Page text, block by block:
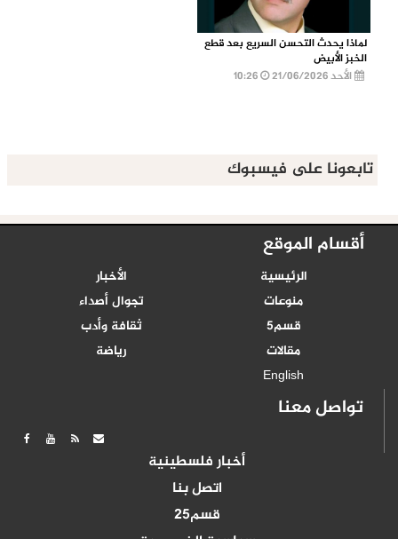
لماذا يحدث التحسن السريع بعد قطع
الخبز الأبيض
الأحد 21/06/2026
تابعونا على فيسبوك
أقسام الموقع
الرئيسية
الأخبار
منوعات
تجوال أصداء
قسم5
ثقافة وأدب
مقالات
رياضة
English
تواصل معنا
أخبار فلسطينية
اتصل بنا
قسم25